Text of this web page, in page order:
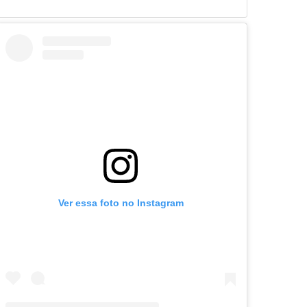
Ver essa foto no Instagram